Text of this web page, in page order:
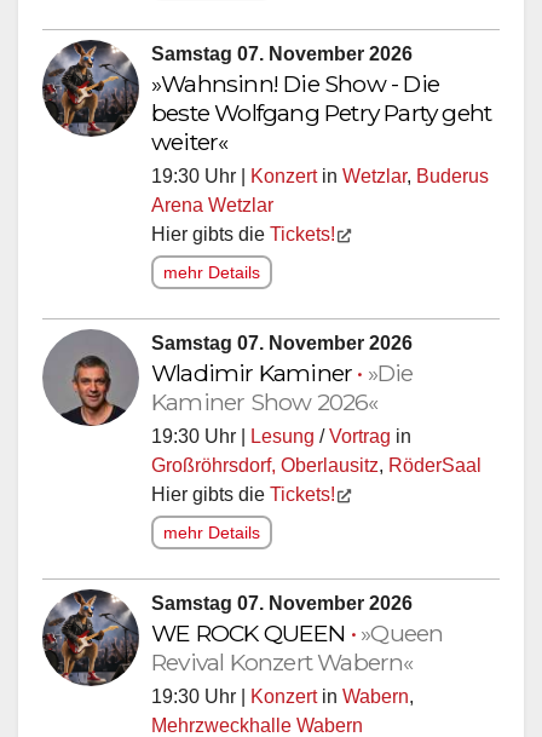
Samstag 07. November 2026
»Wahnsinn! Die Show - Die
beste Wolfgang Petry Party geht
weiter«
19:30 Uhr | Konzertin Wetzlar, Buderus
Arena Wetzlar
Hier gibts die Tickets!
mehr Details
Samstag 07. November 2026
Wladimir Kaminer • »Die
Kaminer Show 2026«
19:30 Uhr | Lesung /Vortrag in
Großröhrsdorf, Oberlausitz, RöderSaal
Hier gibts die Tickets!
mehr Details
Samstag 07. November 2026
WE ROCK QUEEN • »Queen
Revival Konzert Wabern«
19:30 Uhr | Konzertin Wabern,
Mehrzweckhalle Wabern